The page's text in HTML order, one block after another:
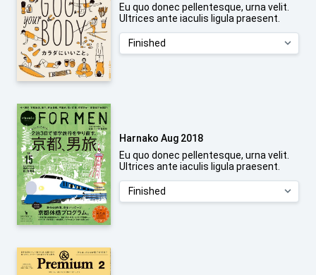
Eu quo donec pellentesque, urna velit.
Ultrices ante iaculis ligula praesent.
Harnako Aug 2018
Eu quo donec pellentesque, urna velit.
Ultrices ante iaculis ligula praesent.